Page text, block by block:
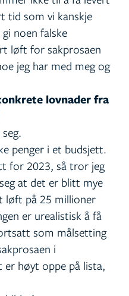
tid som vi kanskje
noen falske
løft for sakprosaen
jeg har med meg og
lovnader fra
penger i et budsjett.
for 2023, så tror jeg
at det er blitt mye
løft på 25 millioner
er urealistisk å få
som målsetting
i
høyt oppe på lista,